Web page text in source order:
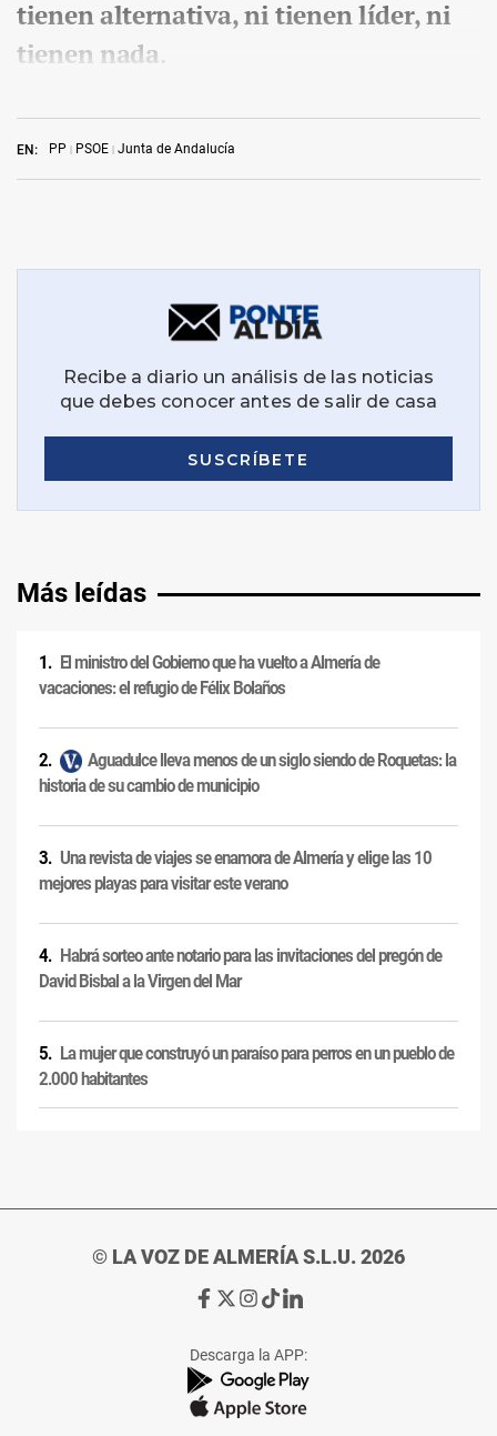
EN: PP PSOE Junta de Andalucía
tienen alternativa, ni tienen líder, ni
tienen nada.
Más leídas
El ministro del Gobierno que ha vuelto a Almería de
vacaciones: el refugio de Félix Bolaños
Aguadulce lleva menos de un siglo siendo de Roquetas: la
historia de su cambio de municipio
Una revista de viajes se enamora de Almería y elige las 10
mejores playas para visitar este verano
Habrá sorteo ante notario para las invitaciones del pregón de
David Bisbal a la Virgen del Mar
La mujer que construyó un paraíso para perros en un pueblo de
2.000 habitantes
© LA VOZ DE ALMERÍA S.L.U. 2026
Ir
de
La
Voz
Ir
de
La
Voz
Ir
de
La
Voz
Ir
de
La
Voz
Ir
de
La
Voz
Descarga la APP: